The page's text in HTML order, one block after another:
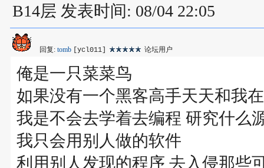
B14层 发表时间: 08/04 22:05
回复: tomb [ycl011] 论坛用户
俺是一只菜菜鸟
如果没有一个黑客高手天天和我
我是不会去学着去编程 研究什么
我只会用别人做的软件
利用别人发现的程序 去入侵那些